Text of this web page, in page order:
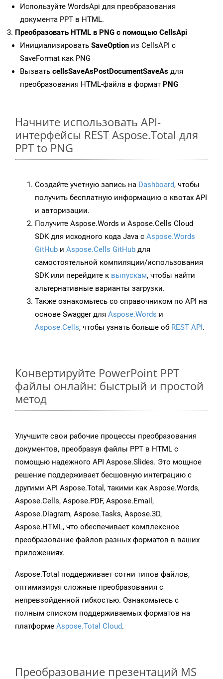
Используйте WordsApi для преобразования
документа PPT в HTML.
Преобразовать HTML в PNG с помощью CellsApi
Инициализировать SaveOption из CellsAPI с
SaveFormat как PNG
Вызвать cellsSaveAsPostDocumentSaveAs для
преобразования HTML-файла в формат PNG
Начните использовать API-
интерфейсы REST Aspose.Total для
PPT to PNG
Создайте учетную запись на Dashboard, чтобы
получить бесплатную информацию о квотах API
и авторизации.
Получите Aspose.Words и Aspose.Cells Cloud
SDK для исходного кода Java с Aspose.Words
GitHub и Aspose.Cells GitHub для
самостоятельной компиляции/использования
SDK или перейдите к выпускам, чтобы найти
альтернативные варианты загрузки.
Также ознакомьтесь со справочником по API на
основе Swagger для Aspose.Words и
Aspose.Cells, чтобы узнать больше об REST API.
Конвертируйте PowerPoint PPT
файлы онлайн: быстрый и простой
метод
Улучшите свои рабочие процессы преобразования
документов, преобразуя файлы PPT в HTML с
помощью надежного API Aspose.Slides. Это мощное
решение поддерживает бесшовную интеграцию с
другими API Aspose.Total, такими как Aspose.Words,
Aspose.Cells, Aspose.PDF, Aspose.Email,
Aspose.Diagram, Aspose.Tasks, Aspose.3D,
Aspose.HTML, что обеспечивает комплексное
преобразование файлов разных форматов в ваших
приложениях.
Aspose.Total поддерживает сотни типов файлов,
оптимизируя сложные преобразования с
непревзойденной гибкостью. Ознакомьтесь с
полным списком поддерживаемых форматов на
платформе Aspose.Total Cloud.
Преобразование презентаций MS